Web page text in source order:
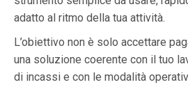
adatto al ritmo della tua attività.
L’obiettivo non è solo accettare
una soluzione coerente con il tuo
di incassi e con le modalità